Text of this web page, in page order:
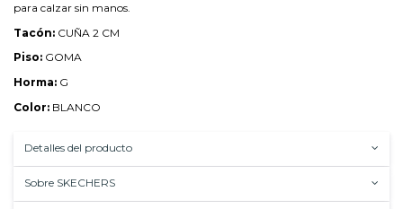
para calzar sin manos.
Tacón: CUÑA 2 CM
Piso: GOMA
Horma: G
Color: BLANCO
Detalles del producto
Sobre SKECHERS